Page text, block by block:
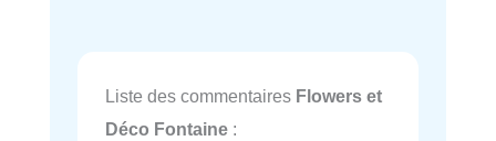
Liste des commentaires Flowers et
Déco Fontaine :